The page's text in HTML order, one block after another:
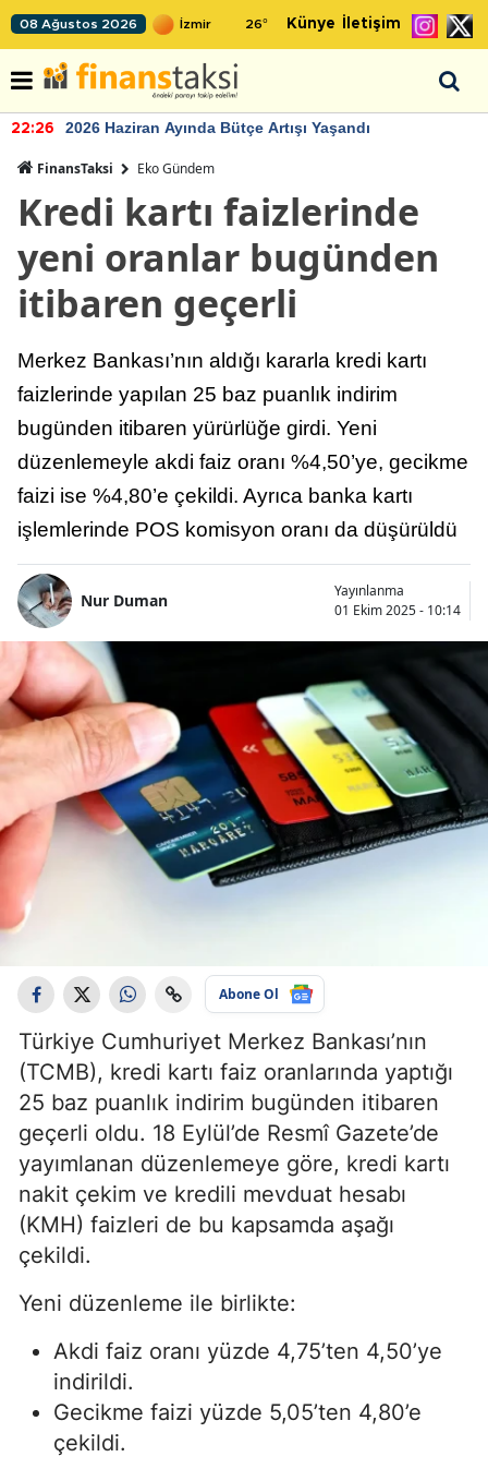
08 Ağustos 2026 26° Künye İletişim
22:26 2026 Haziran Ayında Bütçe Artışı Yaşandı
FinansTaksi Eko Gündem
Kredi kartı faizlerinde
yeni oranlar bugünden
itibaren geçerli
Merkez Bankası’nın aldığı kararla kredi kartı
faizlerinde yapılan 25 baz puanlık indirim
bugünden itibaren yürürlüğe girdi. Yeni
düzenlemeyle akdi faiz oranı %4,50’ye, gecikme
faizi ise %4,80’e çekildi. Ayrıca banka kartı
işlemlerinde POS komisyon oranı da düşürüldü
Nur Duman
Yayınlanma
01 Ekim 2025 - 10:14
Abone Ol
Türkiye Cumhuriyet Merkez Bankası’nın
(TCMB), kredi kartı faiz oranlarında yaptığı
25 baz puanlık indirim bugünden itibaren
geçerli oldu. 18 Eylül’de Resmî Gazete’de
yayımlanan düzenlemeye göre, kredi kartı
nakit çekim ve kredili mevduat hesabı
(KMH) faizleri de bu kapsamda aşağı
çekildi.
Yeni düzenleme ile birlikte:
Akdi faiz oranı yüzde 4,75’ten 4,50’ye
indirildi.
Gecikme faizi yüzde 5,05’ten 4,80’e
çekildi.